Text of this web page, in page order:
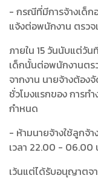
- กรณีที่มีการจ้างเด็ก
แจ้งต่อพนักงาน ตรวจ
ภายใน 15 วันนับแต่วัน
เด็กนั้นต่อพนักงานตร
จากงาน นายจ้างต้อง
ชั่วโมงแรกของ การท
กำหนด
- ห้ามนายจ้างใช้ลูกจ้า
เวลา 22.00 - 06.00
เว้นแต่ได้รับอนุญาตจ